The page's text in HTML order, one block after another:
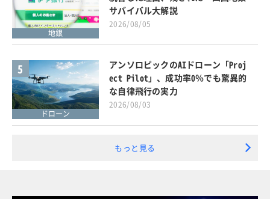
地銀
サバイバル大解説
2026/08/05
5
ドローン
アンソロピックのAIドローン「Proj
ect Pilot」、成功率0％でも驚異的
な自律飛行の実力
2026/08/03
もっと見る